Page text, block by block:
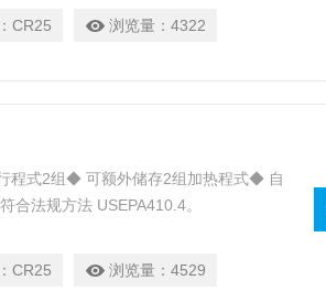
CR25 浏览量： 4322
程式2组◆ 可额外储存2组加热程式◆ 自
法规方法 USEPA410.4。
CR25 浏览量： 4529